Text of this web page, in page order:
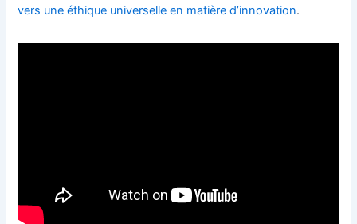
vers une éthique universelle en matière d’innovation.